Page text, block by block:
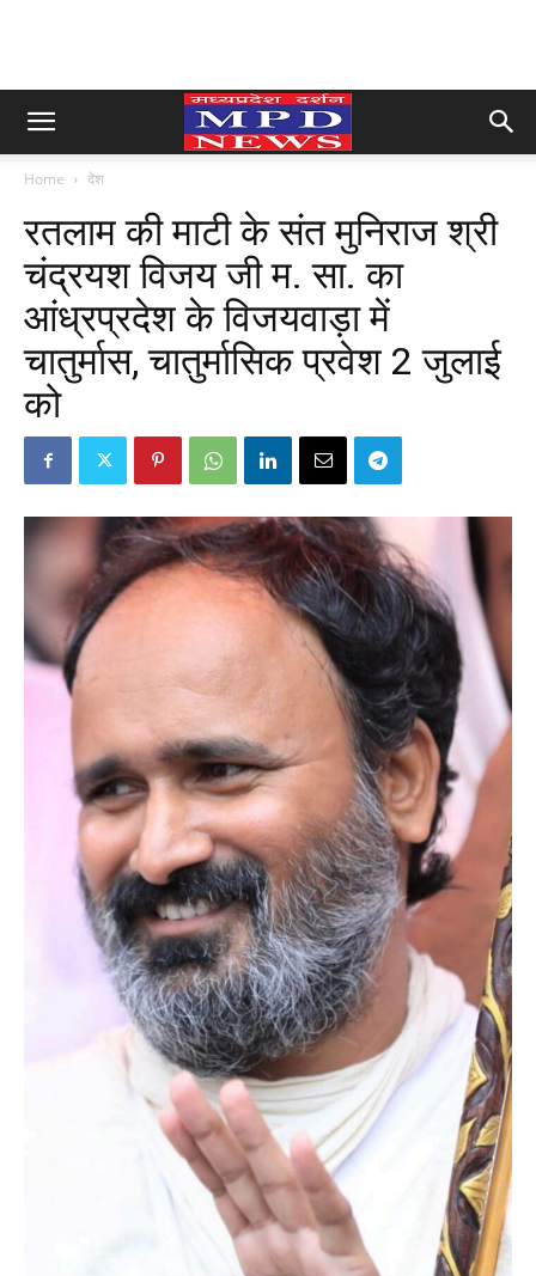
Home देश
रतलाम की माटी के संत मुनिराज श्री
चंद्रयश विजय जी म. सा. का
आंध्रप्रदेश के विजयवाड़ा में
चातुर्मास, चातुर्मासिक प्रवेश 2 जुलाई
को